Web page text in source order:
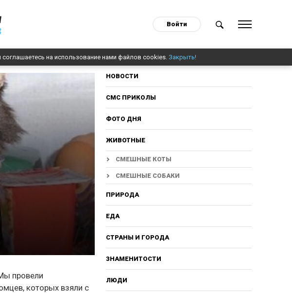
Войти
на использование нами файлов cookies. Закрыть!
провели
которых взяли с
НОВОСТИ
СМС ПРИКОЛЫ
ФОТО ДНЯ
ЖИВОТНЫЕ
СМЕШНЫЕ КОТЫ
СМЕШНЫЕ СОБАКИ
ПРИРОДА
ЕДА
СТРАНЫ И ГОРОДА
ЗНАМЕНИТОСТИ
ЛЮДИ